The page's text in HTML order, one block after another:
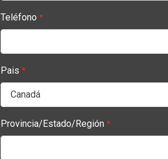
Teléfono *
Pais *
Provincia/Estado/Región *